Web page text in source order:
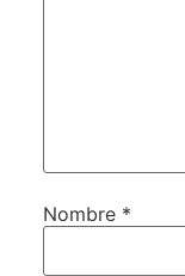
Nombre *